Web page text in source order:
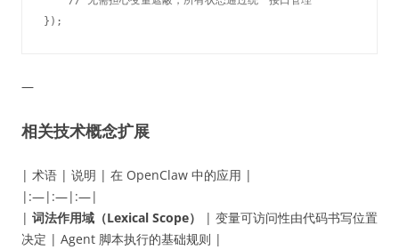
—
相关技术概念扩展
| 术语 | 说明 | 在 OpenClaw 中的应用 |
|:—|:—|:—|
| 词法作用域（Lexical Scope）
| 变量可访问性由代码书写位置
决定 | Agent 脚本执行的基础规则 |